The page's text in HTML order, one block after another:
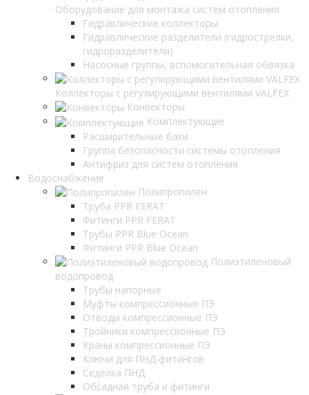
Оборудование для монтажа систем отопления
Гидравлические коллекторы
Гидравлические разделители (гидрострелки,
гидроразделители)
Насосные группы, вспомогательная обвязка
Коллекторы с регулирующими вентилями VALFEX
Конвекторы
Комплектующие
Расширительные баки
Группа безопасности системы отопления
Антифриз для систем отопления
Водоснабжение
Полипропилен
Труба PPR FERAT
Фитинги PPR FERAT
Трубы PPR Blue Ocean
Фитинги PPR Blue Ocean
Полиэтиленовый
водопровод
Трубы напорные
Муфты компрессионные ПЭ
Отводы компрессионные ПЭ
Тройники компрессионные ПЭ
Краны компрессионные ПЭ
Ключи для ПНД фитингов
Седелка ПНД
Обсадная труба и фитинги